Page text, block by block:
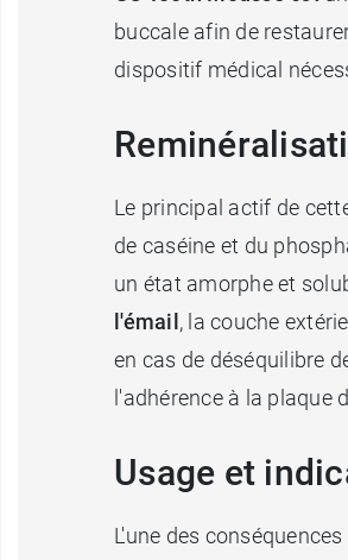
buccale afin de
dispositif médical
Le principal actif de
de caséine et du
un état amorphe et
l'émail , la couche
en cas de déséquilibre
l'adhérence à la plaque
Usage et
L'une des